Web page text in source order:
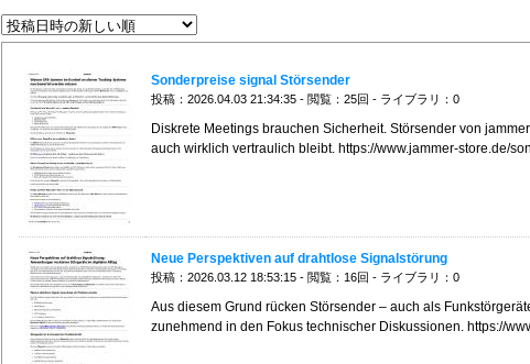
Sonderpreise signal Störsender
投稿：2026.04.03 21:34:35 - 閲覧：25回 - ライブラリ：0
Diskrete Meetings brauchen Sicherheit. Störsender von
auch wirklich vertraulich bleibt. https://www.jammer-store.de/
Neue Perspektiven auf drahtlose Signalstörung
投稿：2026.03.12 18:53:15 - 閲覧：16回 - ライブラリ：0
Aus diesem Grund rücken Störsender – auch als
zunehmend in den Fokus technischer Diskussionen. https://